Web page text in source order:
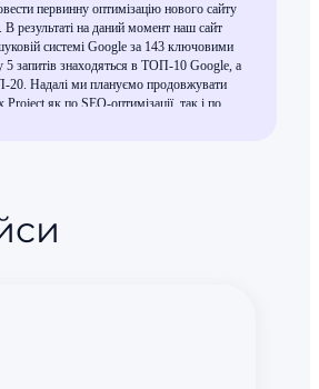
первинну оптимізацію нового сайту
В результаті на даний момент наш сайт
системі Google за 143 ключовими
запитів знаходяться в ТОП-10 Google, а
Надалі ми плануємо продовжувати
як по SEO-оптимізації, так і по